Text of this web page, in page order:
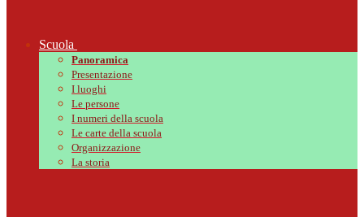
Scuola
Panoramica
Presentazione
I luoghi
Le persone
I numeri della scuola
Le carte della scuola
Organizzazione
La storia